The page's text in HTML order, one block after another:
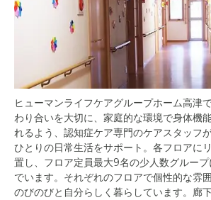
ヒューマンライフケアグループホーム高津
わり合いを大切に、家庭的な環境で身体機
れるよう、認知症ケア専門のケアスタッフ
ひとりの日常生活をサポート。各フロアに
置し、フロア定員最大9名の少人数グルー
でいます。それぞれのフロアで個性的な雰
のびのびと自分らしく暮らしています。廊